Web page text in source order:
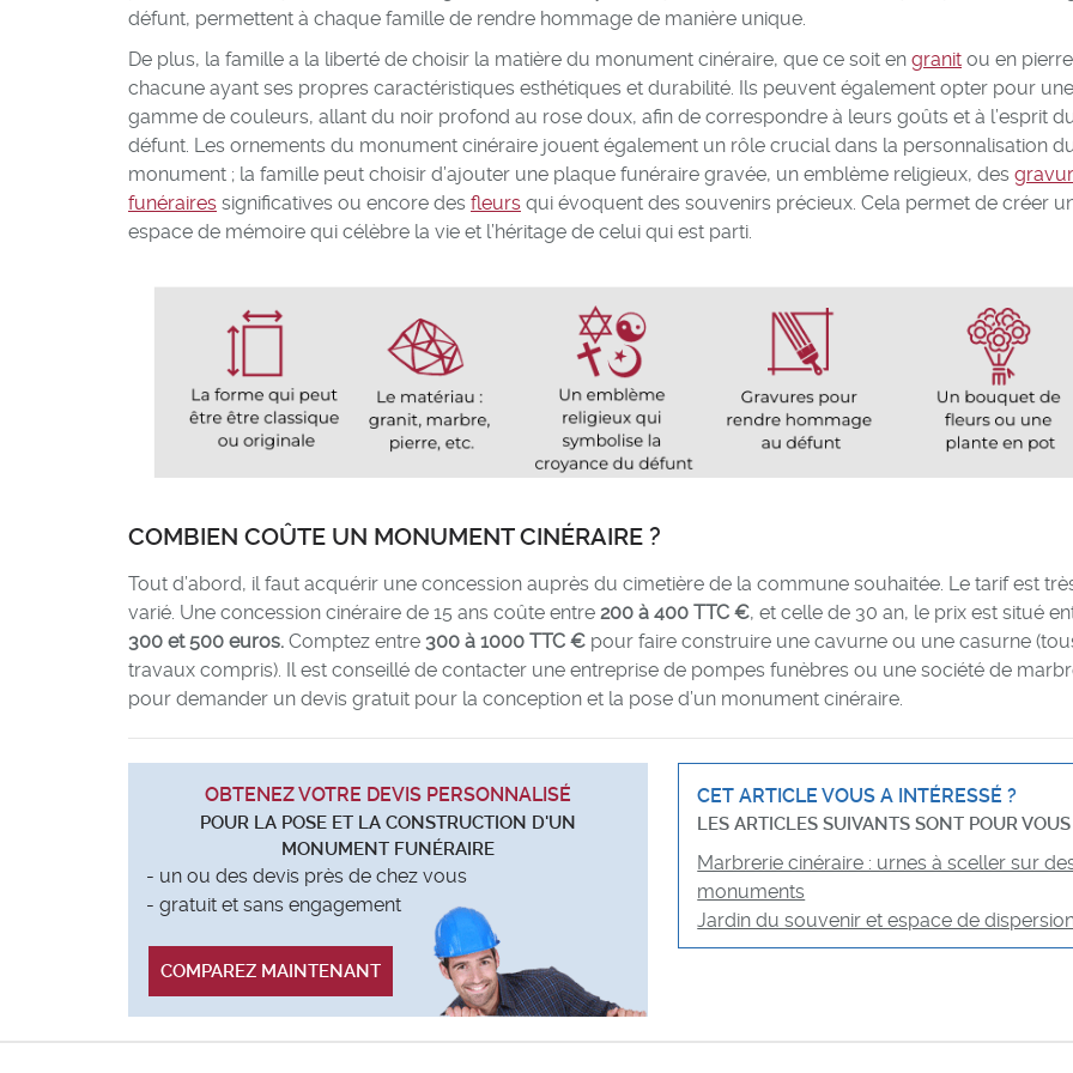
défunt, permettent à chaque famille de rendre hommage de manière unique.
De plus, la famille a la liberté de choisir la matière du monument cinéraire, que ce soit en granit ou en
chacune ayant ses propres caractéristiques esthétiques et durabilité. Ils peuvent également opter pour
gamme de couleurs, allant du noir profond au rose doux, afin de correspondre à leurs goûts et à l’esprit
défunt. Les ornements du monument cinéraire jouent également un rôle crucial dans la personnalisation
monument ; la famille peut choisir d’ajouter une plaque funéraire gravée, un emblème religieux, des
funéraires significatives ou encore des fleurs qui évoquent des souvenirs précieux. Cela permet de créer
espace de mémoire qui célèbre la vie et l’héritage de celui qui est parti.
COMBIEN COÛTE UN MONUMENT CINÉRAIRE ?
Tout d’abord, il faut acquérir une concession auprès du cimetière de la commune souhaitée. Le tarif est
varié. Une concession cinéraire de 15 ans coûte entre 200 à 400 TTC €, et celle de 30 an, le prix est situé
300 et 500 euros. Comptez entre 300 à 1000 TTC € pour faire construire une cavurne ou une casurne
travaux compris). Il est conseillé de contacter une entreprise de pompes funèbres ou une société de
pour demander un devis gratuit pour la conception et la pose d’un monument cinéraire.
OBTENEZ VOTRE DEVIS PERSONNALISÉ
POUR LA POSE ET LA CONSTRUCTION D'UN
MONUMENT FUNÉRAIRE
- un ou des devis près de chez vous
- gratuit et sans engagement
COMPAREZ MAINTENANT
CET ARTICLE VOUS A INTÉRESSÉ ?
LES ARTICLES SUIVANTS SONT POUR VOUS
Marbrerie cinéraire : urnes à sceller sur
monuments
Jardin du souvenir et espace de